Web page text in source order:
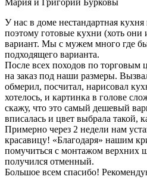
У нас в доме нестандартная
поэтому готовые кухни (хоть
вариант. Мы с мужем много где
подходящего варианта.
После всех походов по торговым
на заказ под наши размеры.
обмерил, посчитал, нарисовал
хотелось, и картинка в голове
скажу, что это самый дешевый
вписалась и цвет выбрала такой,
Примерно через 2 недели нам
красавицу! «Благодаря» нашим
помучиться с монтажом верхних
получился отменный.
Большое всем спасибо!